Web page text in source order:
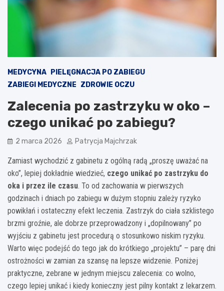
MEDYCYNA
PIELĘGNACJA PO ZABIEGU
ZABIEGI MEDYCZNE ZDROWIE OCZU
Zalecenia po zastrzyku w oko –
czego unikać po zabiegu?
2 marca 2026 Patrycja Majchrzak
Zamiast wychodzić z gabinetu z ogólną radą „proszę uważać na
oko”, lepiej dokładnie wiedzieć, czego unikać po zastrzyku do
oka i przez ile czasu. To od zachowania w pierwszych
godzinach i dniach po zabiegu w dużym stopniu zależy ryzyko
powikłań i ostateczny efekt leczenia. Zastrzyk do ciała szklistego
brzmi groźnie, ale dobrze przeprowadzony i „dopilnowany” po
wyjściu z gabinetu jest procedurą o stosunkowo niskim ryzyku.
Warto więc podejść do tego jak do krótkiego „projektu” – parę dni
ostrożności w zamian za szansę na lepsze widzenie. Poniżej
praktyczne, zebrane w jednym miejscu zalecenia: co wolno,
czego lepiej unikać i kiedy konieczny jest pilny kontakt z lekarzem.